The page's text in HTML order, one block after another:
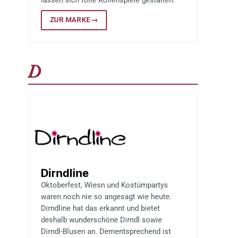
ZUR MARKE→
D
Dirndline
Oktoberfest, Wiesn und Kostümpartys
waren noch nie so angesagt wie heute.
Dirndline hat das erkannt und bietet
deshalb wunderschöne Dirndl sowie
Dirndl-Blusen an. Dementsprechend ist